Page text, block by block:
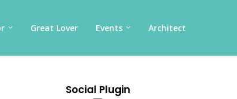
Great Lover Events Architect
Social Plugin